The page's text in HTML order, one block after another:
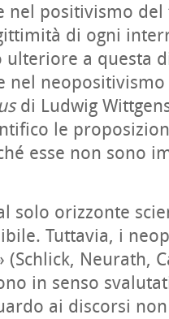
nel positivismo
di ogni
ulteriore a questa
nel
di Ludwig
le
esse non sono
solo orizzonte
Tuttavia, i
(Schlick, Neurath,
in senso
ai discorsi